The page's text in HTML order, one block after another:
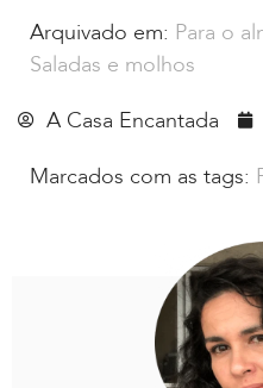
Arquivado em: Para o
Saladas e molhos
A Casa Encantada
Marcados com as tags: